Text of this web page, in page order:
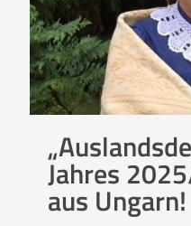
Jahres
aus Ungarn!